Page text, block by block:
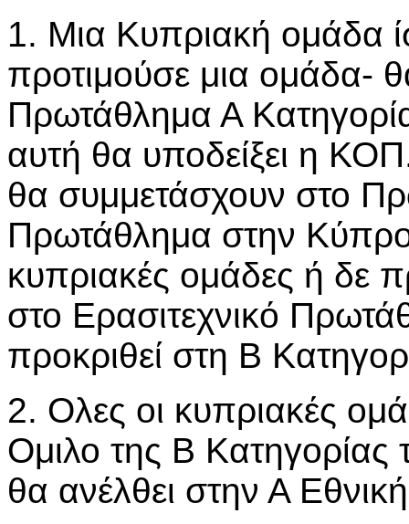
1. Μια Κυπριακή ομάδα
προτιμούσε μια ομάδα-
Πρωτάθλημα Α
αυτή θα υποδείξει η
θα συμμετάσχουν στο
Πρωτάθλημα στην Κύπρο
κυπριακές ομάδες ή δε
στο Ερασιτεχνικό
προκριθεί στη Β
2. Ολες οι κυπριακές
Ομιλο της Β
θα ανέλθει στην Α